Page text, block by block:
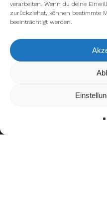
verarbeiten. Wenn du deine
zurückziehst, können bestimmte
beeinträchtigt werden.
Wir verwenden Cookies, um
kannst
verwenden oder sie